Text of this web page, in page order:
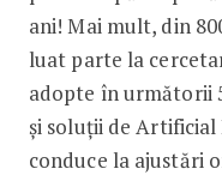
ani! Mai mult, din
luat parte la
adopte în următorii
și soluții de Artificial
conduce la ajustări